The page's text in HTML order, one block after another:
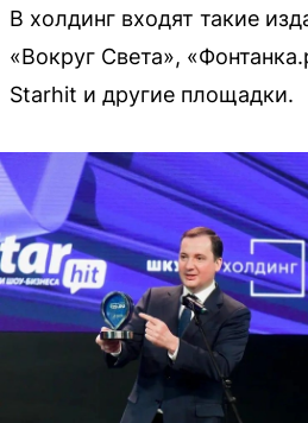
В холдинг входят такие
«Вокруг Света»,
Starhit и другие площадки.